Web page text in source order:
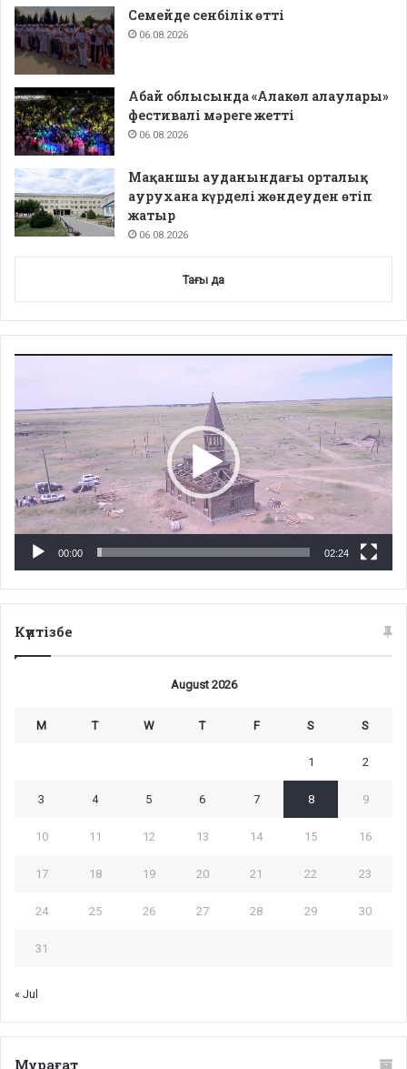
Семейде сенбілік өтті
06.08.2026
Абай облысында «Алакөл алаулары»
фестивалі мәреге жетті
06.08.2026
Мақаншы ауданындағы орталық
аурухана күрделі жөндеуден өтіп
жатыр
06.08.2026
Тағы да
00:00 02:24
Күнтізбе
August 2026
M T W T F S S
1 2
3 4 5 6 7 8 9
10 11 12 13 14 15 16
17 18 19 20 21 22 23
24 25 26 27 28 29 30
31
« Jul
Мұрағат